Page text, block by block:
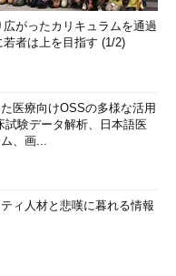
広がったカリキュラムを通過
若者は上を目指す (1/2)
医療向けOSSの多様な活用
験データ解析、日本語医
、画...
ィ人材と悲嘆に暮れる情報